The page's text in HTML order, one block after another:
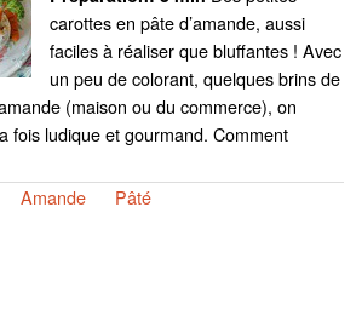
carottes en pâte d’amande, aussi
faciles à réaliser que bluffantes ! Avec
un peu de colorant, quelques brins de
(maison ou du commerce), on
fois ludique et gourmand. Comment
Amande Pâté